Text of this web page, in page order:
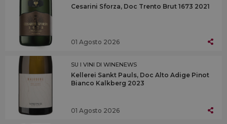
Cesarini Sforza, Doc Trento Brut 1673 2021
01 Agosto 2026
SU I VINI DI WINENEWS
Kellerei Sankt Pauls, Doc Alto Adige Pinot
Bianco Kalkberg 2023
01 Agosto 2026